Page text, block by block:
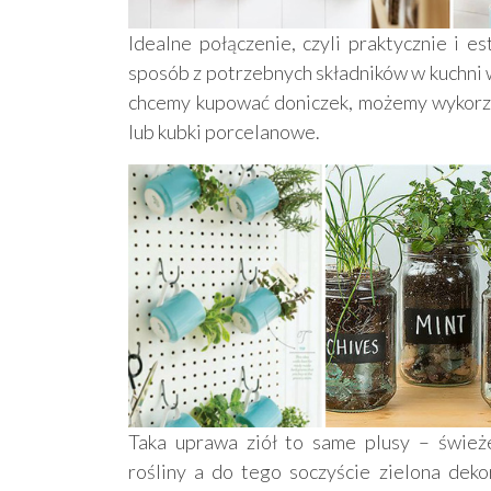
Idealne połączenie, czyli praktycznie i
sposób z potrzebnych składników w
chcemy kupować doniczek, możemy
lub kubki porcelanowe.
Taka uprawa ziół to same plusy –
rośliny a do tego soczyście zielona